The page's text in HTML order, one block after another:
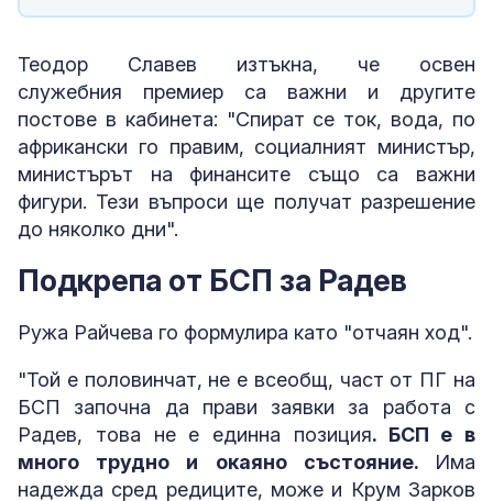
Теодор Славев изтъкна, че освен
служебния премиер са важни и другите
постове в кабинета: "Спират се ток, вода, по
африкански го правим, социалният министър,
министърът на финансите също са важни
фигури. Тези въпроси ще получат разрешение
до няколко дни".
Подкрепа от БСП за Радев
Ружа Райчева го формулира като "отчаян ход".
"Той е половинчат, не е всеобщ, част от ПГ на
БСП започна да прави заявки за работа с
Радев, това не е единна позиция. БСП е в
много трудно и окаяно състояние. Има
надежда сред редиците, може и Крум Зарков